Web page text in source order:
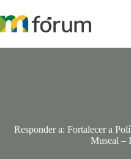
para
o
Responder a: Fortalecer a
Museal –